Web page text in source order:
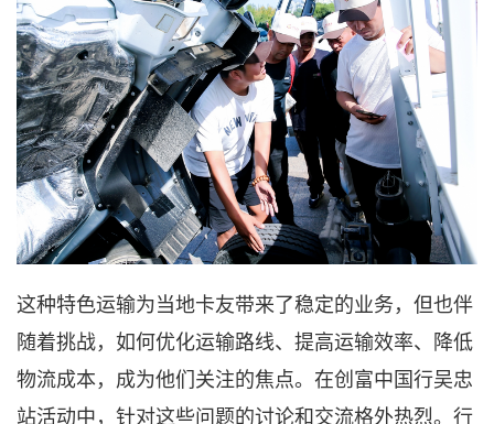
这种特色运输为当地卡友带来了稳定的业务，但也伴
随着挑战，如何优化运输路线、提高运输效率、降低
物流成本，成为他们关注的焦点。在创富中国行吴忠
站活动中，针对这些问题的讨论和交流格外热烈。行